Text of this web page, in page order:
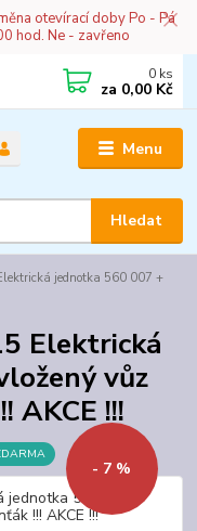
otevírací doby Po - Pá
hod. Ne - zavřeno
Menu
Hledat
0 ks
za 0,00 Kč
jednotka 560 007 +
Elektrická
vůz
AKCE !!!
- 7 %